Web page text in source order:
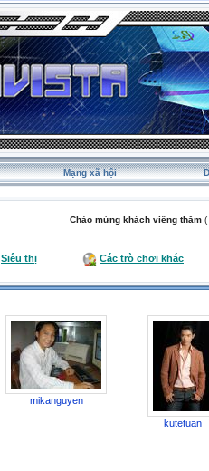
Mạng xã hội
Chào mừng khách viếng thăm (
Siêu thị Các trò chơi khác
mikanguyen
kutetuan